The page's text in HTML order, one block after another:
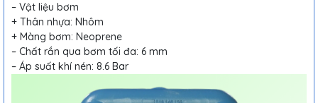
– Vật liệu bơm
+ Thân nhựa: Nhôm
+ Màng bơm: Neoprene
– Chất rắn qua bơm tối đa: 6 mm
– Áp suất khí nén: 8.6 Bar